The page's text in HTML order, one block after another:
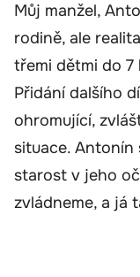
Můj manžel,
rodině, ale
třemi dětmi do
Přidání dalšího
ohromující,
situace. Antonín
starost v jeho
zvládneme, a já